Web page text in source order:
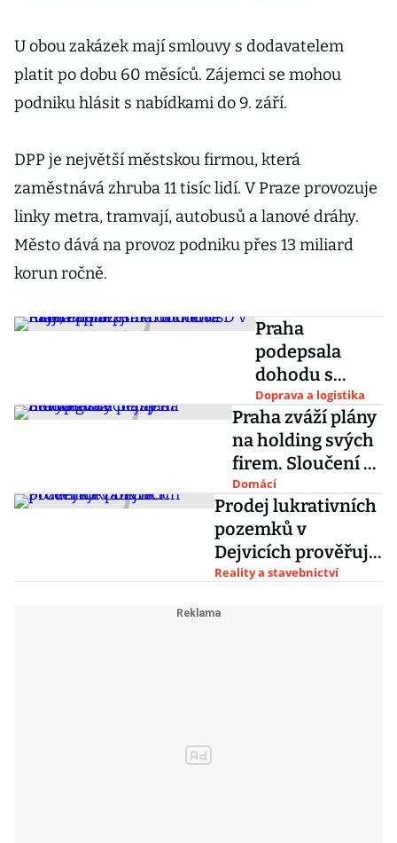
U obou zakázek mají smlouvy s dodavatelem
platit po dobu 60 měsíců. Zájemci se mohou
podniku hlásit s nabídkami do 9. září.
DPP je největší městskou firmou, která
zaměstnává zhruba 11 tisíc lidí. V Praze provozuje
linky metra, tramvají, autobusů a lanové dráhy.
Město dává na provoz podniku přes 13 miliard
korun ročně.
Praha
podepsala
dohodu s
majiteli
pozemků u
metra D v Krči,
zaplatí jim
milionové
nájemné
Doprava a logistika
Praha zváží plány
na holding svých
firem. Sloučení se
nejspíš nevyplatí
Domácí
Prodej lukrativních
pozemků v
Dejvicích prověřuje
policie
Reality a stavebnictví